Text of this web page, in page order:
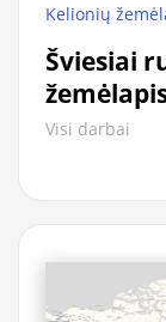
Kelionių
Šviesiai
Visi darbai